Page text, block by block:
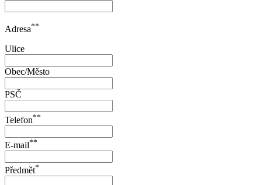
Adresa**
Ulice
Obec/Město
PSČ
Telefon**
E-mail**
Předmět*